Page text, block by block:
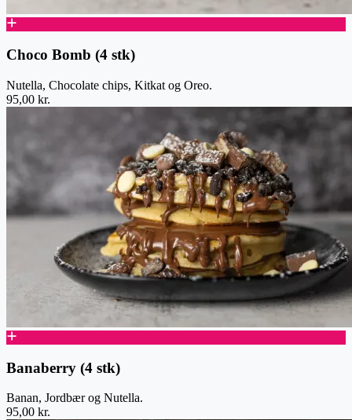
Choco Bomb (4 stk)
Nutella, Chocolate chips, Kitkat og Oreo.
95,00 kr.
Banaberry (4 stk)
Banan, Jordbær og Nutella.
95,00 kr.